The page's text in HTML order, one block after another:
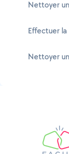
Nettoyer
Effectuer
Nettoyer